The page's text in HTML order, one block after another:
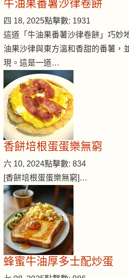
牛油果番薯沙律卷餅
四 18, 2025點擊數: 1931
這道「牛油果番薯沙律卷餅」巧妙
油果沙律與東方溫和香甜的番薯，
現。這是一道…
香餅培根蛋蛋樂無窮
六 10, 2024點擊數: 834
[香餅培根蛋蛋樂無窮]…
蜂蜜牛油厚多士配炒蛋